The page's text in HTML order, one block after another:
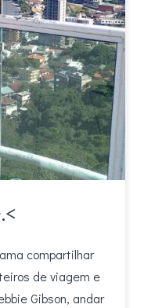
compartilhar
de viagem e
Gibson, andar